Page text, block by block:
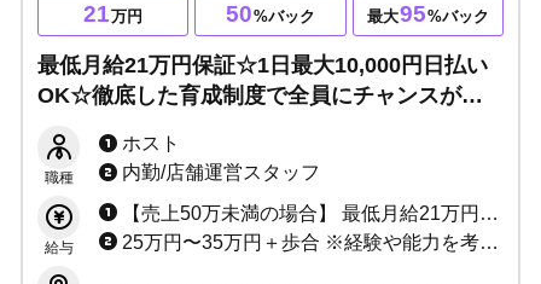
21万円 50%バック 最大95%バック
最低月給21万円保証☆1日最大10,000円日払い
OK☆徹底した育成制度で全員にチャンスがあ
職種
ホスト
内勤/店舗運営スタッフ
給与
【売上50万未満の場合】 最低月給21万円+売上50%バック+指名ポイントバック＋各種賞金 【売上50万以上の場合】 売上最低50%〜最大94.7%バック+指名ポイントバック+ボーナス＋各種賞金 ※最大10,000円まで日払い可能
25万円〜35万円＋歩合 ※経験や能力を考慮して決定致します